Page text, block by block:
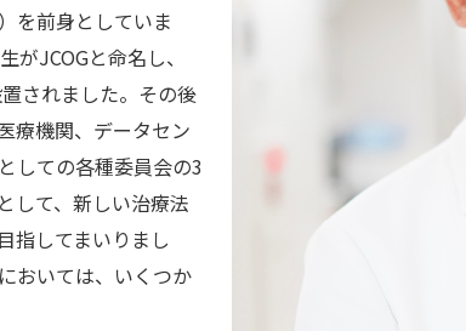
を前身としていま
JCOGと命名し、
されました。その後
療機関、データセン
しての各種委員会の3
して、新しい治療法
指してまいりまし
おいては、いくつか